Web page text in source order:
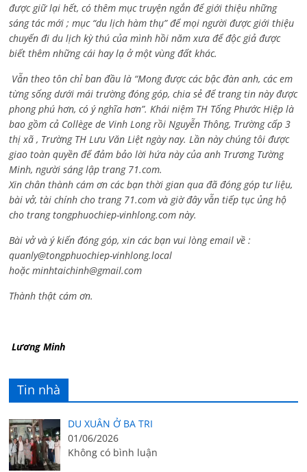
được giữ lại hết, có thêm mục truyện ngắn để giới thiệu những
sáng tác mới ; mục “du lịch hàm thụ” để mọi người được giới thiệu
chuyến đi du lịch kỳ thú của mình hồi năm xưa để độc giả được
biết thêm những cái hay lạ ở một vùng đất khác.
Vẫn theo tôn chỉ ban đầu là “Mong được các bậc đàn anh, các em
từng sống dưới mái trường đóng góp, chia sẻ để trang tin này được
phong phú hơn, có ý nghĩa hơn”. Khái niệm TH Tống Phước Hiệp là
bao gồm cả Collège de Vinh Long rồi Nguyễn Thông, Trường cấp 3
thị xã , Trường TH Lưu Văn Liệt ngày nay. Lần này chúng tôi được
giao toàn quyền để đảm bảo lời hứa này của anh Trương Tường
Minh, người sáng lập trang 71.com.
Xin chân thành cám ơn các bạn thời gian qua đã đóng góp tư liệu,
bài vở, tài chính cho trang 71.com và giờ đây vẫn tiếp tục ủng hộ
cho trang tongphuochiep-vinhlong.com này.
Bài vở và ý kiến đóng góp, xin các bạn vui lòng email về :
quanly@tongphuochiep-vinhlong.local
hoặcminhtaichinh@gmail.com
Thành thật cám ơn.
Lương Minh
Tin nhà
DU XUÂN Ở BA TRI
01/06/2026
Không có bình luận